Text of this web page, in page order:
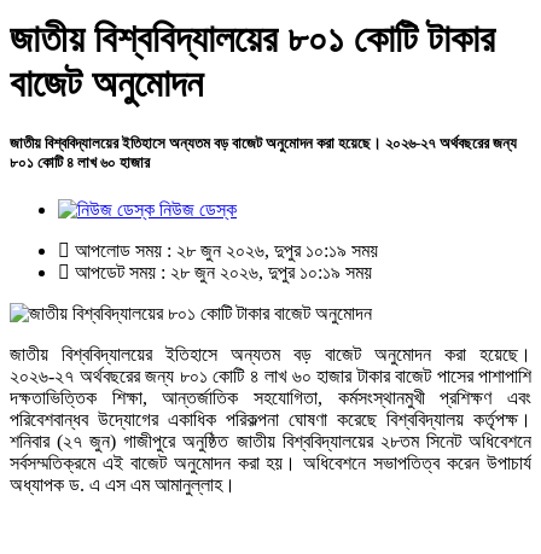
জাতীয় বিশ্ববিদ্যালয়ের ৮০১ কোটি টাকার
বাজেট অনুমোদন
জাতীয় বিশ্ববিদ্যালয়ের ইতিহাসে অন্যতম বড় বাজেট অনুমোদন করা হয়েছে। ২০২৬-২৭ অর্থবছরের জন্য
৮০১ কোটি ৪ লাখ ৬০ হাজার
নিউজ ডেস্ক
আপলোড সময় : ২৮ জুন ২০২৬, দুপুর ১০:১৯ সময়
আপডেট সময় : ২৮ জুন ২০২৬, দুপুর ১০:১৯ সময়
জাতীয় বিশ্ববিদ্যালয়ের ইতিহাসে অন্যতম বড় বাজেট অনুমোদন করা হয়েছে।
২০২৬-২৭ অর্থবছরের জন্য ৮০১ কোটি ৪ লাখ ৬০ হাজার টাকার বাজেট পাসের পাশাপাশি
দক্ষতাভিত্তিক শিক্ষা, আন্তর্জাতিক সহযোগিতা, কর্মসংস্থানমুখী প্রশিক্ষণ এবং
পরিবেশবান্ধব উদ্যোগের একাধিক পরিকল্পনা ঘোষণা করেছে বিশ্ববিদ্যালয় কর্তৃপক্ষ।
শনিবার (২৭ জুন) গাজীপুরে অনুষ্ঠিত জাতীয় বিশ্ববিদ্যালয়ের ২৮তম সিনেট অধিবেশনে
সর্বসম্মতিক্রমে এই বাজেট অনুমোদন করা হয়। অধিবেশনে সভাপতিত্ব করেন উপাচার্য
অধ্যাপক ড. এ এস এম আমানুল্লাহ।